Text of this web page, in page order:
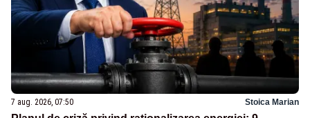
7 aug. 2026, 07:50 Stoica Marian